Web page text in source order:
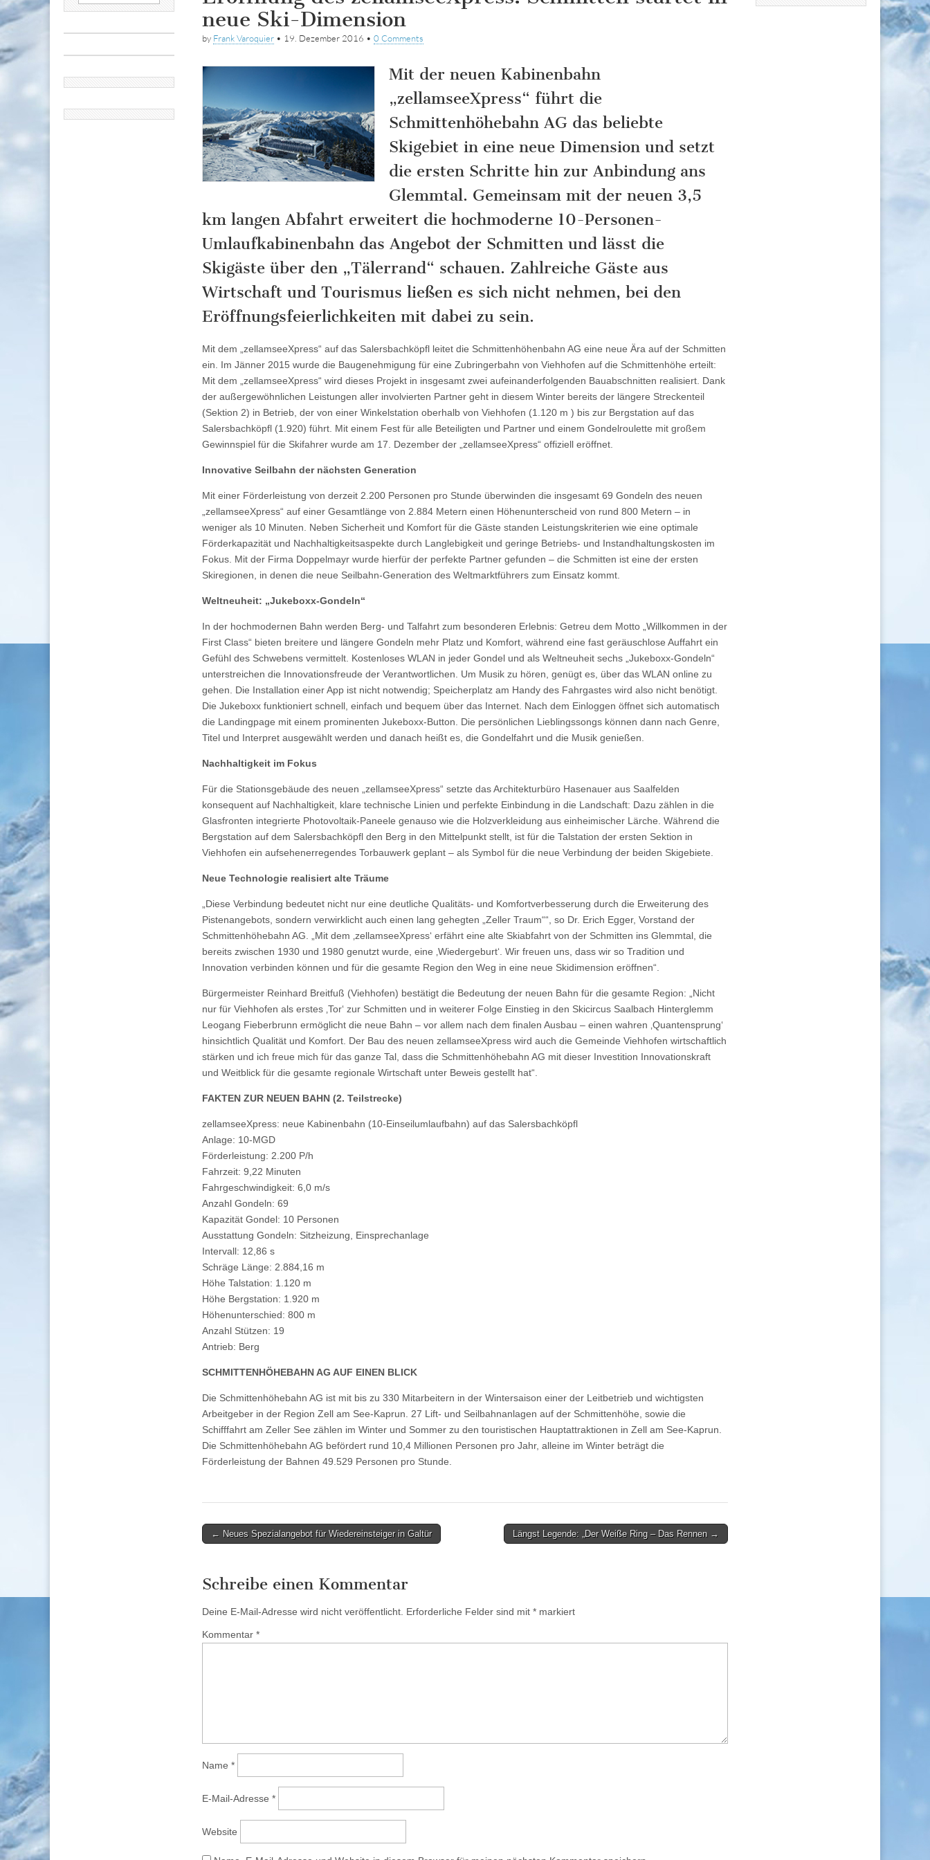
neue Ski-Dimension
by Frank Varoquier• 19. Dezember 2016 • 0 Comments
Mit der neuen Kabinenbahn
„zellamseeXpress“ führt die
Schmittenhöhebahn AG das beliebte
Skigebiet in eine neue Dimension und setzt
die ersten Schritte hin zur Anbindung ans
Glemmtal. Gemeinsam mit der neuen 3,5
km langen Abfahrt erweitert die hochmoderne 10-Personen-
Umlaufkabinenbahn das Angebot der Schmitten und lässt die
Skigäste über den „Tälerrand“ schauen. Zahlreiche Gäste aus
Wirtschaft und Tourismus ließen es sich nicht nehmen, bei den
Eröffnungsfeierlichkeiten mit dabei zu sein.
Mit dem „zellamseeXpress“ auf das Salersbachköpfl leitet die Schmittenhöhenbahn AG eine neue Ära auf der Schmitten
ein. Im Jänner 2015 wurde die Baugenehmigung für eine Zubringerbahn von Viehhofen auf die Schmittenhöhe erteilt:
Mit dem „zellamseeXpress“ wird dieses Projekt in insgesamt zwei aufeinanderfolgenden Bauabschnitten realisiert. Dank
der außergewöhnlichen Leistungen aller involvierten Partner geht in diesem Winter bereits der längere Streckenteil
(Sektion 2) in Betrieb, der von einer Winkelstation oberhalb von Viehhofen (1.120 m ) bis zur Bergstation auf das
Salersbachköpfl (1.920) führt. Mit einem Fest für alle Beteiligten und Partner und einem Gondelroulette mit großem
Gewinnspiel für die Skifahrer wurde am 17. Dezember der „zellamseeXpress“ offiziell eröffnet.
Innovative Seilbahn der nächsten Generation
Mit einer Förderleistung von derzeit 2.200 Personen pro Stunde überwinden die insgesamt 69 Gondeln des neuen
„zellamseeXpress“ auf einer Gesamtlänge von 2.884 Metern einen Höhenunterscheid von rund 800 Metern – in
weniger als 10 Minuten. Neben Sicherheit und Komfort für die Gäste standen Leistungskriterien wie eine optimale
Förderkapazität und Nachhaltigkeitsaspekte durch Langlebigkeit und geringe Betriebs- und Instandhaltungskosten im
Fokus. Mit der Firma Doppelmayr wurde hierfür der perfekte Partner gefunden – die Schmitten ist eine der ersten
Skiregionen, in denen die neue Seilbahn-Generation des Weltmarktführers zum Einsatz kommt.
Weltneuheit: „Jukeboxx-Gondeln“
In der hochmodernen Bahn werden Berg- und Talfahrt zum besonderen Erlebnis: Getreu dem Motto „Willkommen in der
First Class“ bieten breitere und längere Gondeln mehr Platz und Komfort, während eine fast geräuschlose Auffahrt ein
Gefühl des Schwebens vermittelt. Kostenloses WLAN in jeder Gondel und als Weltneuheit sechs „Jukeboxx-Gondeln“
unterstreichen die Innovationsfreude der Verantwortlichen. Um Musik zu hören, genügt es, über das WLAN online zu
gehen. Die Installation einer App ist nicht notwendig; Speicherplatz am Handy des Fahrgastes wird also nicht benötigt.
Die Jukeboxx funktioniert schnell, einfach und bequem über das Internet. Nach dem Einloggen öffnet sich automatisch
die Landingpage mit einem prominenten Jukeboxx-Button. Die persönlichen Lieblingssongs können dann nach Genre,
Titel und Interpret ausgewählt werden und danach heißt es, die Gondelfahrt und die Musik genießen.
Nachhaltigkeit im Fokus
Für die Stationsgebäude des neuen „zellamseeXpress“ setzte das Architekturbüro Hasenauer aus Saalfelden
konsequent auf Nachhaltigkeit, klare technische Linien und perfekte Einbindung in die Landschaft: Dazu zählen in die
Glasfronten integrierte Photovoltaik-Paneele genauso wie die Holzverkleidung aus einheimischer Lärche. Während die
Bergstation auf dem Salersbachköpfl den Berg in den Mittelpunkt stellt, ist für die Talstation der ersten Sektion in
Viehhofen ein aufsehenerregendes Torbauwerk geplant – als Symbol für die neue Verbindung der beiden Skigebiete.
Neue Technologie realisiert alte Träume
„Diese Verbindung bedeutet nicht nur eine deutliche Qualitäts- und Komfortverbesserung durch die Erweiterung des
Pistenangebots, sondern verwirklicht auch einen lang gehegten „Zeller Traum““, so Dr. Erich Egger, Vorstand der
Schmittenhöhebahn AG. „Mit dem ‚zellamseeXpress‘ erfährt eine alte Skiabfahrt von der Schmitten ins Glemmtal, die
bereits zwischen 1930 und 1980 genutzt wurde, eine ‚Wiedergeburt‘. Wir freuen uns, dass wir so Tradition und
Innovation verbinden können und für die gesamte Region den Weg in eine neue Skidimension eröffnen“.
Bürgermeister Reinhard Breitfuß (Viehhofen) bestätigt die Bedeutung der neuen Bahn für die gesamte Region: „Nicht
nur für Viehhofen als erstes ‚Tor‘ zur Schmitten und in weiterer Folge Einstieg in den Skicircus Saalbach Hinterglemm
Leogang Fieberbrunn ermöglicht die neue Bahn – vor allem nach dem finalen Ausbau – einen wahren ‚Quantensprung‘
hinsichtlich Qualität und Komfort. Der Bau des neuen zellamseeXpress wird auch die Gemeinde Viehhofen wirtschaftlich
stärken und ich freue mich für das ganze Tal, dass die Schmittenhöhebahn AG mit dieser Investition Innovationskraft
und Weitblick für die gesamte regionale Wirtschaft unter Beweis gestellt hat“.
FAKTEN ZUR NEUEN BAHN (2. Teilstrecke)
zellamseeXpress: neue Kabinenbahn (10-Einseilumlaufbahn) auf das Salersbachköpfl
Anlage: 10-MGD
Förderleistung: 2.200 P/h
Fahrzeit: 9,22 Minuten
Fahrgeschwindigkeit: 6,0 m/s
Anzahl Gondeln: 69
Kapazität Gondel: 10 Personen
Ausstattung Gondeln: Sitzheizung, Einsprechanlage
Intervall: 12,86 s
Schräge Länge: 2.884,16 m
Höhe Talstation: 1.120 m
Höhe Bergstation: 1.920 m
Höhenunterschied: 800 m
Anzahl Stützen: 19
Antrieb: Berg
SCHMITTENHÖHEBAHN AG AUF EINEN BLICK
Die Schmittenhöhebahn AG ist mit bis zu 330 Mitarbeitern in der Wintersaison einer der Leitbetrieb und wichtigsten
Arbeitgeber in der Region Zell am See-Kaprun. 27 Lift- und Seilbahnanlagen auf der Schmittenhöhe, sowie die
Schifffahrt am Zeller See zählen im Winter und Sommer zu den touristischen Hauptattraktionen in Zell am See-Kaprun.
Die Schmittenhöhebahn AG befördert rund 10,4 Millionen Personen pro Jahr, alleine im Winter beträgt die
Förderleistung der Bahnen 49.529 Personen pro Stunde.
Post← Neues Spezialangebot für Wiedereinsteiger in Galtür Längst Legende: „Der Weiße Ring – Das Rennen →
Schreibe einen Kommentar
Deine E-Mail-Adresse wird nicht veröffentlicht. Erforderliche Felder sind mit *markiert
Kommentar *
Name *
E-Mail-Adresse *
Website
nach: